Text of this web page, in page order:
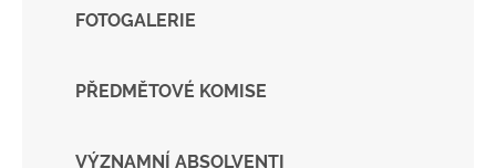
FOTOGALERIE
PŘEDMĚTOVÉ KOMISE
VÝZNAMNÍ ABSOLVENTI